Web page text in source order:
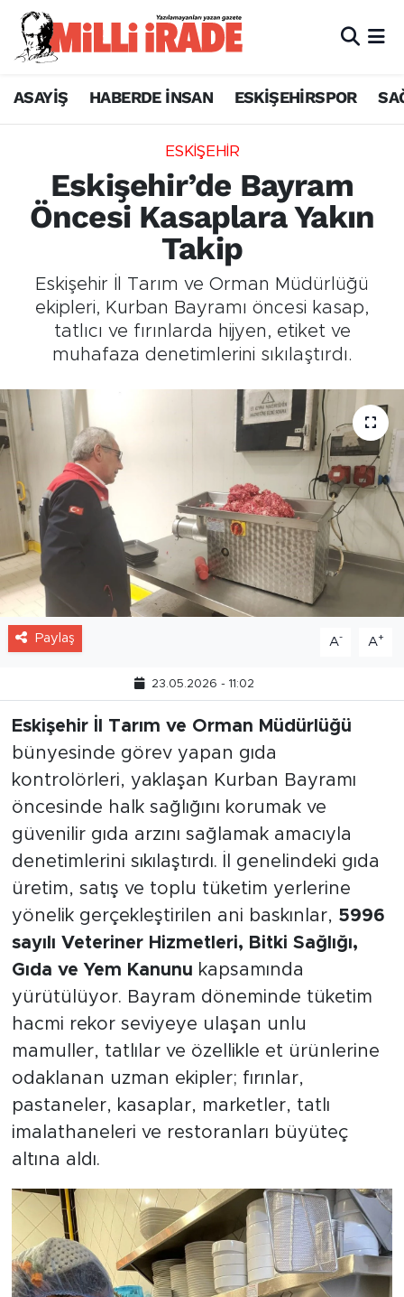
ASAYİŞ HABERDE İNSAN ESKİŞEHİRSPOR
ESKİŞEHİR
Eskişehir’de Bayram
Öncesi Kasaplara Yakın
Takip
Eskişehir İl Tarım ve Orman Müdürlüğü
ekipleri, Kurban Bayramı öncesi kasap,
tatlıcı ve fırınlarda hijyen, etiket ve
muhafaza denetimlerini sıkılaştırdı.
Paylaş A- A+
23.05.2026 - 11:02
Eskişehir İl Tarım ve Orman Müdürlüğü
bünyesinde görev yapan gıda
kontrolörleri, yaklaşan Kurban Bayramı
öncesinde halk sağlığını korumak ve
güvenilir gıda arzını sağlamak amacıyla
denetimlerini sıkılaştırdı. İl genelindeki gıda
üretim, satış ve toplu tüketim yerlerine
yönelik gerçekleştirilen ani baskınlar, 5996
sayılı Veteriner Hizmetleri, Bitki Sağlığı,
Gıda ve Yem Kanunu kapsamında
yürütülüyor. Bayram döneminde tüketim
hacmi rekor seviyeye ulaşan unlu
mamuller, tatlılar ve özellikle et ürünlerine
odaklanan uzman ekipler; fırınlar,
pastaneler, kasaplar, marketler, tatlı
imalathaneleri ve restoranları büyüteç
altına aldı.